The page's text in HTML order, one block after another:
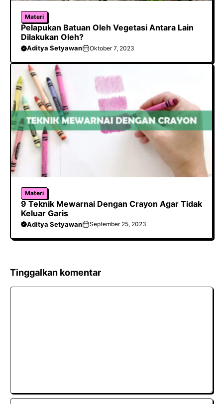
Materi
Pelapukan Batuan Oleh Vegetasi Antara Lain
Dilakukan Oleh?
Aditya Setyawan Oktober 7, 2023
Materi
9 Teknik Mewarnai Dengan Crayon Agar Tidak
Keluar Garis
Aditya Setyawan September 25, 2023
Tinggalkan komentar
Komentar